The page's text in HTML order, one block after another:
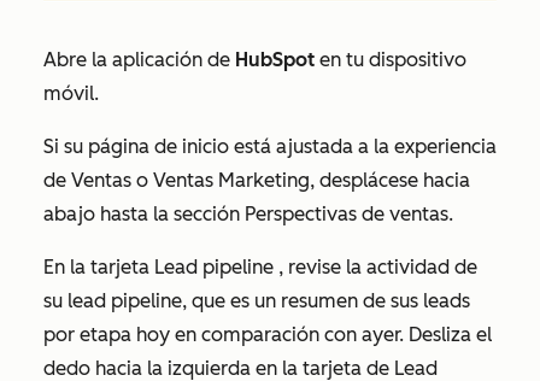
Abre la aplicación de HubSpot en tu dispositivo
móvil.
Si su página de inicio está ajustada a la experiencia
de Ventas o Ventas Marketing, desplácese hacia
abajo hasta la sección Perspectivas de ventas.
En la tarjeta Lead pipeline , revise la actividad de
su lead pipeline, que es un resumen de sus leads
por etapa hoy en comparación con ayer. Desliza el
dedo hacia la izquierda en la tarjeta de Lead